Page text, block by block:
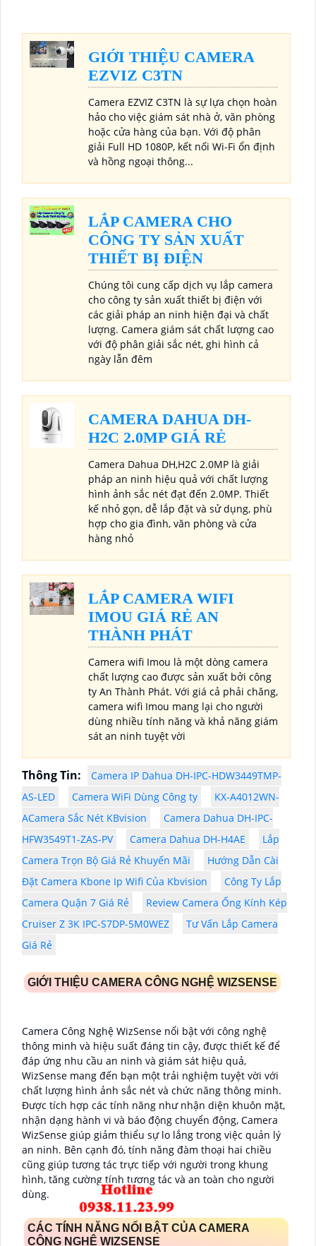
GIỚI THIỆU CAMERA
EZVIZ C3TN
Camera EZVIZ C3TN là sự lựa chọn hoàn
hảo cho việc giám sát nhà ở, văn phòng
hoặc cửa hàng của bạn. Với độ phân
giải Full HD 1080P, kết nối Wi-Fi ổn định
và hồng ngoại thông...
LẮP CAMERA CHO
CÔNG TY SẢN XUẤT
THIẾT BỊ ĐIỆN
Chúng tôi cung cấp dịch vụ lắp camera
cho công ty sản xuất thiết bị điện với
các giải pháp an ninh hiện đại và chất
lượng. Camera giám sát chất lượng cao
với độ phân giải sắc nét, ghi hình cả
ngày lẫn đêm
CAMERA DAHUA DH-
H2C 2.0MP GIÁ RẺ
Camera Dahua DH,H2C 2.0MP là giải
pháp an ninh hiệu quả với chất lượng
hình ảnh sắc nét đạt đến 2.0MP. Thiết
kế nhỏ gọn, dễ lắp đặt và sử dụng, phù
hợp cho gia đình, văn phòng và cửa
hàng nhỏ
LẮP CAMERA WIFI
IMOU GIÁ RẺ AN
THÀNH PHÁT
Camera wifi Imou là một dòng camera
chất lượng cao được sản xuất bởi công
ty An Thành Phát. Với giá cả phải chăng,
camera wifi Imou mang lại cho người
dùng nhiều tính năng và khả năng giám
sát an ninh tuyệt vời
Thông Tin:
Camera IP Dahua DH-IPC-HDW3449TMP-
AS-LED
Camera WiFi Dùng Công ty
KX-A4012WN-
ACamera Sắc Nét KBvision
Camera Dahua DH-IPC-
HFW3549T1-ZAS-PV
Camera Dahua DH-H4AE
Lắp
Camera Trọn Bộ Giá Rẻ Khuyến Mãi
Hướng Dẫn Cài
Đặt Camera Kbone Ip Wifi Của Kbvision
Công Ty Lắp
Camera Quận 7 Giá Rẻ
Review Camera Ống Kính Kép
Cruiser Z 3K IPC-S7DP-5M0WEZ
Tư Vấn Lắp Camera
Giá Rẻ
GIỚI THIỆU CAMERA CÔNG NGHỆ WIZSENSE
Camera Công Nghệ WizSense nổi bật với công nghệ
thông minh và hiệu suất đáng tin cậy, được thiết kế để
đáp ứng nhu cầu an ninh và giám sát hiệu quả,
WizSense mang đến bạn một trải nghiệm tuyệt vời với
chất lượng hình ảnh sắc nét và chức năng thông minh.
Được tích hợp các tính năng như nhận diện khuôn mặt,
nhận dạng hành vi và báo động chuyển động, Camera
WizSense giúp giảm thiểu sự lo lắng trong việc quản lý
an ninh. Bên cạnh đó, tính năng đàm thoại hai chiều
cũng giúp tương tác trực tiếp với người trong khung
hình, tăng cường tính tương tác và an toàn cho người
dùng.
CÁC TÍNH NĂNG NỔI BẬT CỦA CAMERA
CÔNG NGHỆ WIZSENSE